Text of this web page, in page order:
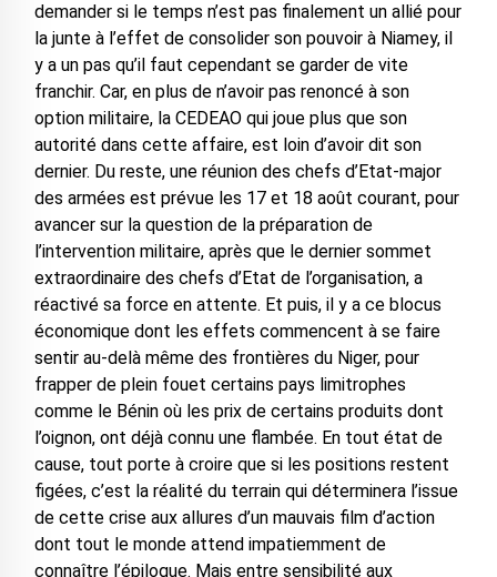
demander si le temps n’est pas finalement un allié pour
la junte à l’effet de consolider son pouvoir à Niamey, il
y a un pas qu’il faut cependant se garder de vite
franchir. Car, en plus de n’avoir pas renoncé à son
option militaire, la CEDEAO qui joue plus que son
autorité dans cette affaire, est loin d’avoir dit son
dernier. Du reste, une réunion des chefs d’Etat-major
des armées est prévue les 17 et 18 août courant, pour
avancer sur la question de la préparation de
l’intervention militaire, après que le dernier sommet
extraordinaire des chefs d’Etat de l’organisation, a
réactivé sa force en attente. Et puis, il y a ce blocus
économique dont les effets commencent à se faire
sentir au-delà même des frontières du Niger, pour
frapper de plein fouet certains pays limitrophes
comme le Bénin où les prix de certains produits dont
l’oignon, ont déjà connu une flambée. En tout état de
cause, tout porte à croire que si les positions restent
figées, c’est la réalité du terrain qui déterminera l’issue
de cette crise aux allures d’un mauvais film d’action
dont tout le monde attend impatiemment de
connaître l’épilogue. Mais entre sensibilité aux